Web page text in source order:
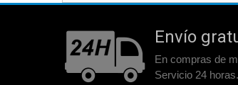
Envío
En compras de
Servicio 24 horas.